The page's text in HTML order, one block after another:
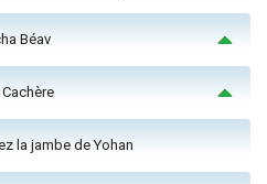
Béav
la jambe de Yohan